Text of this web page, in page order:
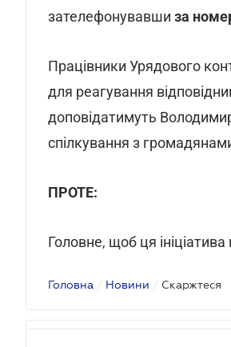
зателефонувавши за
Працівники Урядового
для реагування
доповідатимуть
спілкування з
ПРОТЕ:
Головне, щоб ця
Головна / Новини / Скаржтеся